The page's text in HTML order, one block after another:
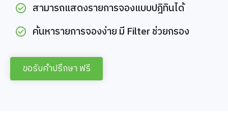
สามารถแสดงรายการจองแบบปฎิทินได้
ค้นหารายการจองง่าย มี Filter ช่วยกรอง
ขอรับคำปรึกษา ฟรี